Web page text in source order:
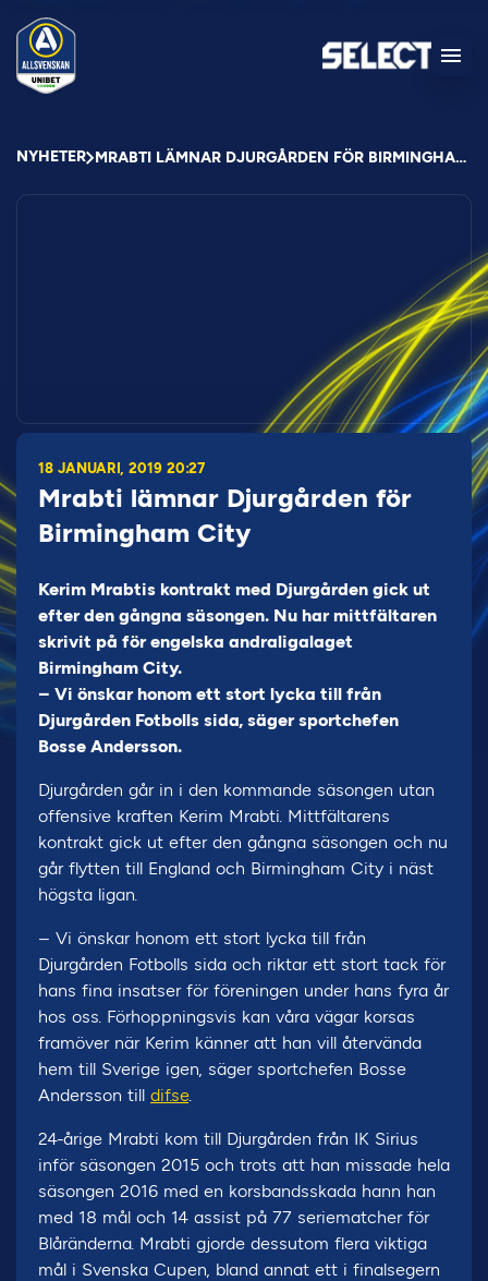
NYHETER MRABTI LÄMNAR DJURGÅRDEN FÖR BIRMINGHAM CITY
18 JANUARI, 2019 20:27
Mrabti lämnar Djurgården för
Birmingham City
Kerim Mrabtis kontrakt med Djurgården gick ut
efter den gångna säsongen. Nu har mittfältaren
skrivit på för engelska andraligalaget
Birmingham City.
– Vi önskar honom ett stort lycka till från
Djurgården Fotbolls sida, säger sportchefen
Bosse Andersson.
Djurgården går in i den kommande säsongen utan
offensive kraften Kerim Mrabti. Mittfältarens
kontrakt gick ut efter den gångna säsongen och nu
går flytten till England och Birmingham City i näst
högsta ligan.
– Vi önskar honom ett stort lycka till från
Djurgården Fotbolls sida och riktar ett stort tack för
hans fina insatser för föreningen under hans fyra år
hos oss. Förhoppningsvis kan våra vägar korsas
framöver när Kerim känner att han vill återvända
hem till Sverige igen, säger sportchefen Bosse
Andersson till dif.se.
24-årige Mrabti kom till Djurgården från IK Sirius
inför säsongen 2015 och trots att han missade hela
säsongen 2016 med en korsbandsskada hann han
med 18 mål och 14 assist på 77 seriematcher för
Blåränderna. Mrabti gjorde dessutom flera viktiga
mål i Svenska Cupen, bland annat ett i finalsegern